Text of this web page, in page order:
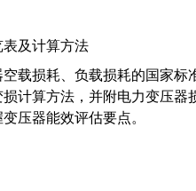
及计算方法
载损耗、负载损耗的国家标
计算方法，并附电力变压器
压器能效评估要点。